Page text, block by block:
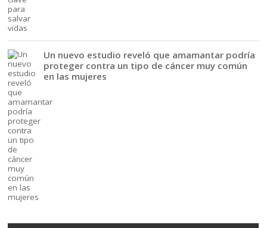
Un nuevo estudio reveló que amamantar podría
proteger contra un tipo de cáncer muy común
en las mujeres